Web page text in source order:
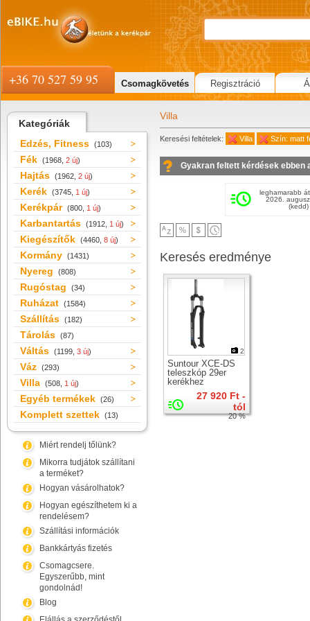
Kategóriák
Edzés, Fitness (103)
Fék (1968, 2 új)
Hajtás (1962, 2 új)
Kerék (3745, 1 új)
Kerékpár (800, 1 új)
Karbantartás (1912, 1 új)
Kiegészítők (4460, 8 új)
Kormány (1431)
Nyereg (808)
Rugóstag (34)
Ruházat (1584)
Szállítás (182)
Tárolás (87)
Váltás (1199, 3 új)
Váz (293)
Villa (508, 1 új)
Egyéb termékek (26)
Komplett szettek (13)
Miért rendelj tőlünk?
Mikorra tudjátok szállítani
a terméket?
Hogyan vásárolhatok?
Hogyan egészíthetem ki a
rendelésem?
Szállítási információk
Bankkártyás fizetés
Csomagcsere.
Egyszerűbb, mint
gondolnád!
Blog
Villa
Keresési feltételek: Villa Szín: matt
Gyakran feltett kérdések ebben
leghamarabb
2026.
(kedd)
Keresés eredménye
2
Suntour XCE-DS
teleszkóp 29er
kerékhez
27 920 Ft -
tól
20 %
+36 70 527 59 95 Csomagkövetés Regisztráció